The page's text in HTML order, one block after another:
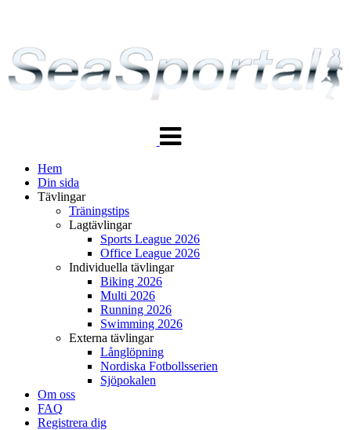
navigering
Hem
Din sida
Tävlingar
Träningstips
Lagtävlingar
Sports League 2026
Office League 2026
Individuella tävlingar
Biking 2026
Multi 2026
Running 2026
Swimming 2026
Externa tävlingar
Långlöpning
Nordiska Fotbollsserien
Sjöpokalen
Om oss
FAQ
Registrera dig